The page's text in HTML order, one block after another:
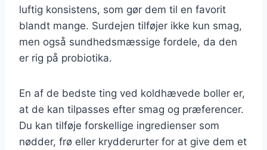
luftig konsistens, som gør dem til en favorit
blandt mange. Surdejen tilføjer ikke kun smag,
men også sundhedsmæssige fordele, da den
er rig på probiotika.
En af de bedste ting ved koldhævede boller er,
at de kan tilpasses efter smag og præferencer.
Du kan tilføje forskellige ingredienser som
nødder, frø eller krydderurter for at give dem et